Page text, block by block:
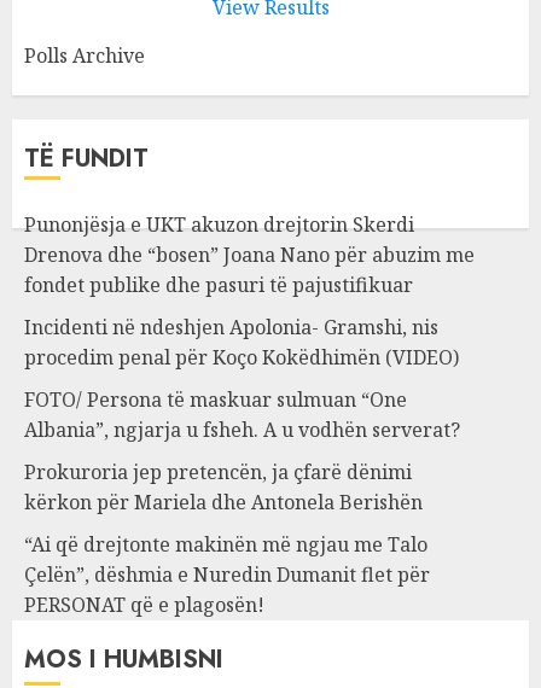
View Results
Polls Archive
TË FUNDIT
Punonjësja e UKT akuzon drejtorin Skerdi
Drenova dhe “bosen” Joana Nano për abuzim me
fondet publike dhe pasuri të pajustifikuar
Incidenti në ndeshjen Apolonia- Gramshi, nis
procedim penal për Koço Kokëdhimën (VIDEO)
FOTO/ Persona të maskuar sulmuan “One
Albania”, ngjarja u fsheh. A u vodhën serverat?
Prokuroria jep pretencën, ja çfarë dënimi
kërkon për Mariela dhe Antonela Berishën
“Ai që drejtonte makinën më ngjau me Talo
Çelën”, dëshmia e Nuredin Dumanit flet për
PERSONAT që e plagosën!
MOS I HUMBISNI